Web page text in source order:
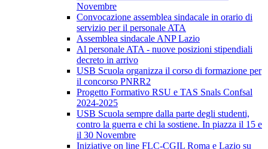
Novembre
Convocazione assemblea sindacale in orario di
servizio per il personale ATA
Assemblea sindacale ANP Lazio
Al personale ATA - nuove posizioni stipendiali
decreto in arrivo
USB Scuola organizza il corso di formazione per
il concorso PNRR2
Progetto Formativo RSU e TAS Snals Confsal
2024-2025
USB Scuola sempre dalla parte degli studenti,
contro la guerra e chi la sostiene. In piazza il 15 e
il 30 Novembre
Iniziative on line FLC-CGIL Roma e Lazio su